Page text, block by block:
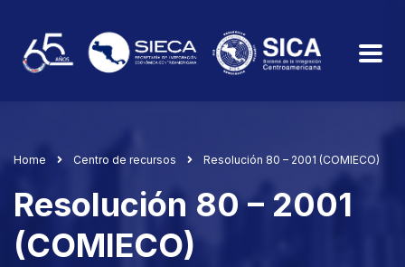
Home Centro de recursos Resolución 80 – 2001 (COMIECO)
Resolución 80 – 2001
(COMIECO)